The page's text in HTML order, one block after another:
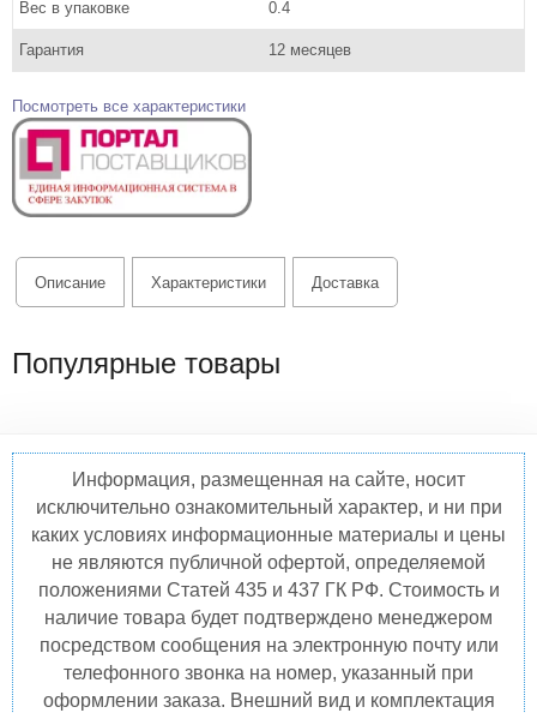
Вес в упаковке 0.4
Гарантия 12 месяцев
Посмотреть все характеристики
Описание Характеристики Доставка
Популярные товары
Информация, размещенная на сайте, носит
исключительно ознакомительный характер, и ни при
каких условиях информационные материалы и цены
не являются публичной офертой, определяемой
положениями Статей 435 и 437 ГК РФ. Стоимость и
наличие товара будет подтверждено менеджером
посредством сообщения на электронную почту или
телефонного звонка на номер, указанный при
оформлении заказа. Внешний вид и комплектация